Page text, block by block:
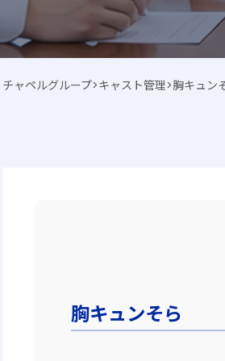
チャペルグループ>キャスト管理>胸キュン
胸キュンそら